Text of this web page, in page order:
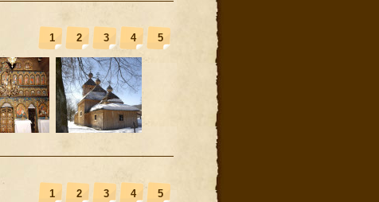
1 2 3 4 5
1 2 3 4 5